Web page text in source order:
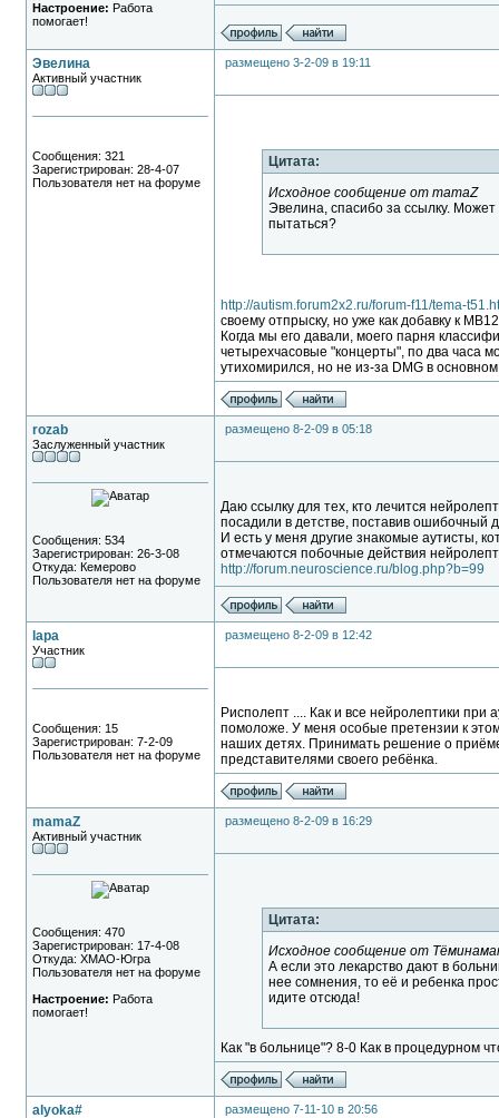
Настроение: Работа
помогает!
Эвелина
Активный участник
Сообщения: 321
Зарегистрирован: 28-4-07
Пользователя нет на форуме
размещено 3-2-09 в 19:11
Цитата:
Исходное сообщение от mamaZ
Эвелина, спасибо за ссылку.
пытаться?
http://autism.forum2x2.ru/forum-f11/tema-
своему отпрыску, но уже как добавку к
Когда мы его давали, моего парня
четырехчасовые "концерты", по два часа
утихомирился, но не из-за DMG в
rozab
Заслуженный участник
Сообщения: 534
Зарегистрирован: 26-3-08
Откуда: Кемерово
Пользователя нет на форуме
размещено 8-2-09 в 05:18
Даю ссылку для тех, кто лечится
посадили в детстве, поставив ошибочный
И есть у меня другие знакомые аутисты,
отмечаются побочные действия
http://forum.neuroscience.ru/blog.php?b=99
lapa
Участник
Сообщения: 15
Зарегистрирован: 7-2-09
Пользователя нет на форуме
размещено 8-2-09 в 12:42
Рисполепт .... Как и все нейролептики при
помоложе. У меня особые претензии к
наших детях. Принимать решение о
представителями своего ребёнка.
mamaZ
Активный участник
Сообщения: 470
Зарегистрирован: 17-4-08
Откуда: ХМАО-Югра
Пользователя нет на форуме
Настроение: Работа
помогает!
размещено 8-2-09 в 16:29
Цитата:
Исходное сообщение от
А если это лекарство дают в
нее сомнения, то её и ребенка
идите отсюда!
Как "в больнице"? 8-0 Как в процедурном
alyoka# размещено 7-11-10 в 20:56